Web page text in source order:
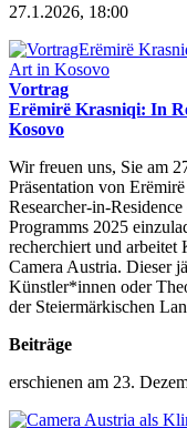
27.1.2026, 18:00
Vortrag
Erëmirë Krasniqi: In
Kosovo
Wir freuen uns, Sie am
Präsentation von
Researcher-in-
Programms 2025
recherchiert und
Camera Austria. Dieser
Künstler*innen oder
der Steiermärkischen
Beiträge
erschienen am 23.